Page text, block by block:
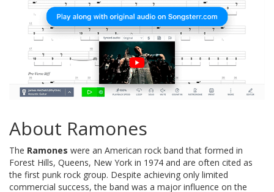
About Ramones
The Ramones were an American rock band that formed in
Forest Hills, Queens, New York in 1974 and are often cited as
the first punk rock group. Despite achieving only limited
commercial success, the band was a major influence on the